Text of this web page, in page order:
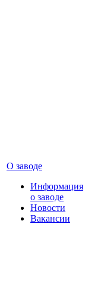
О заводе
Информация
о заводе
Новости
Вакансии